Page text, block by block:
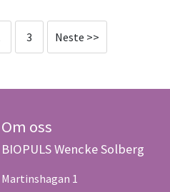
3 Neste >>
Om oss
BIOPULS Wencke Solberg
Martinshagan 1